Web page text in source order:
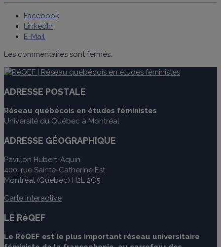
Facebook
LinkedIn
E-Mail
Les commentaires sont fermés.
ADRESSE POSTALE
Réseau québécois en études féministes
Université du Québec à Montréal
ADRESSE GÉOGRAPHIQUE
Pavillon Hubert-Aquin
400, rue Sainte-Catherine Est
Montréal (Québec) H2L 2C5
Carte interactive
LE RéQEF
Le RéQEF est le plus important réseau universitaire